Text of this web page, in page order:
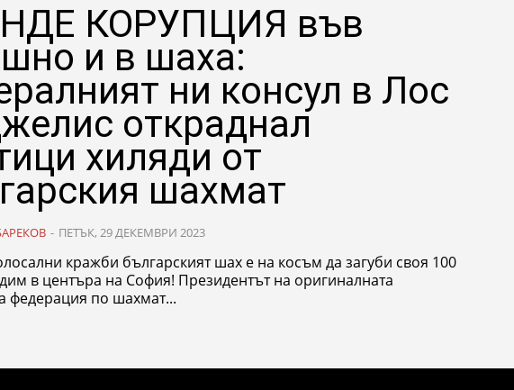
КОРУПЦИЯ във
и в шаха:
ни консул в Лос
откраднал
хиляди от
шахмат
- ПЕТЪК, 29 ДЕКЕМВРИ 2023
кражби българският шах е на косъм да загуби своя 100
на София! Президентът на оригиналната
федерация по шахмат...